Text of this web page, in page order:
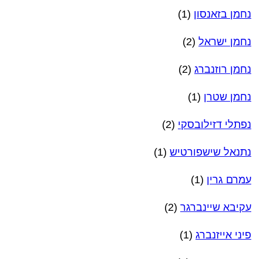
נחמן בזאנסון (1)
נחמן ישראל (2)
נחמן רוזנברג (2)
נחמן שטרן (1)
נפתלי דזילובסקי (2)
נתנאל שישפורטיש (1)
עמרם גרין (1)
עקיבא שיינברגר (2)
פיני אייזנברג (1)